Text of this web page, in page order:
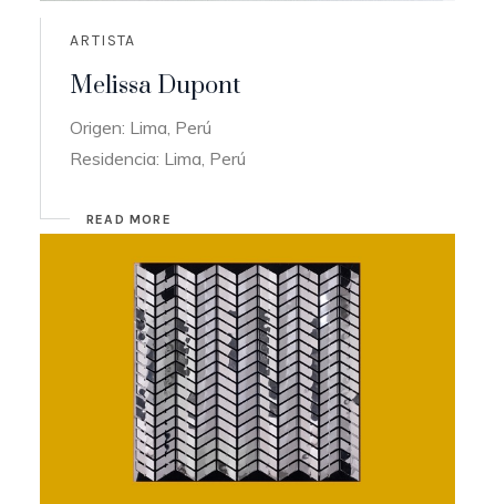
ARTISTA
Melissa Dupont
Origen: Lima, Perú
Residencia: Lima, Perú
READ MORE